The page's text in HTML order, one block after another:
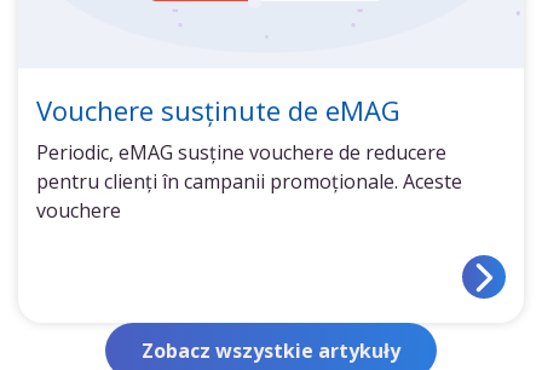
Vouchere susținute de eMAG
Periodic, eMAG susține vouchere de reducere
pentru clienți în campanii promoționale. Aceste
vouchere
Zobacz wszystkie artykuły